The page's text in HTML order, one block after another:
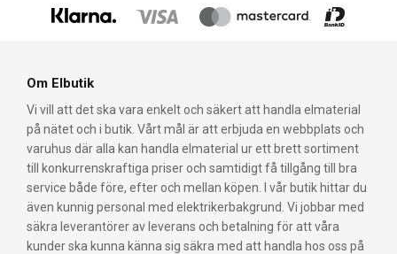
Om Elbutik
Vi vill att det ska vara enkelt och säkert att handla elmaterial
på nätet och i butik. Vårt mål är att erbjuda en webbplats och
varuhus där alla kan handla elmaterial ur ett brett sortiment
till konkurrenskraftiga priser och samtidigt få tillgång till bra
service både före, efter och mellan köpen. I vår butik hittar du
även kunnig personal med elektrikerbakgrund. Vi jobbar med
säkra leverantörer av leverans och betalning för att våra
kunder ska kunna känna sig säkra med att handla hos oss på